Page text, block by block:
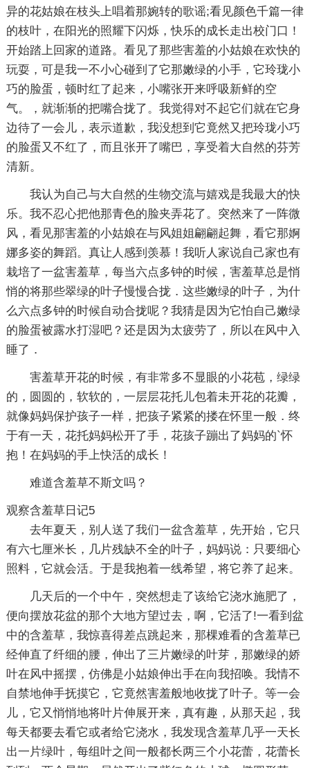
异的花姑娘在枝头上唱着那婉转的歌谣;看见颜色千篇一律
的枝叶，在阳光的照耀下闪烁，快乐的成长走出校门口！
开始踏上回家的道路。看见了那些害羞的小姑娘在欢快的
玩耍，可是我一不小心碰到了它那嫩绿的小手，它玲珑小
巧的脸蛋，顿时红了起来，小嘴张开来呼吸新鲜的空
气。，就渐渐的把嘴合拢了。我觉得对不起它们就在它身
边待了一会儿，表示道歉，我没想到它竟然又把玲珑小巧
的脸蛋又不红了，而且张开了嘴巴，享受着大自然的芬芳
清新。
我认为自己与大自然的生物交流与嬉戏是我最大的快
乐。我不忍心把他那青色的脸夹弄花了。突然来了一阵微
风，看见那害羞的小姑娘在与风姐姐翩翩起舞，看它那婀
娜多姿的舞蹈。真让人感到羡慕！我听人家说自己家也有
栽培了一盆害羞草，每当六点多钟的时候，害羞草总是悄
悄的将那些翠绿的叶子慢慢合拢．这些嫩绿的叶子，为什
么六点多钟的时候自动合拢呢？我猜是因为它怕自己嫩绿
的脸蛋被露水打湿吧？还是因为太疲劳了，所以在风中入
睡了．
害羞草开花的时候，有非常多不显眼的小花苞，绿绿
的，圆圆的，软软的，一层层花托儿包着未开花的花瓣，
就像妈妈保护孩子一样，把孩子紧紧的搂在怀里一般．终
于有一天，花托妈妈松开了手，花孩子蹦出了妈妈的`怀
抱！在妈妈的手上快活的成长！
难道含羞草不斯文吗？
观察含羞草日记5
去年夏天，别人送了我们一盆含羞草，先开始，它只
有六七厘米长，几片残缺不全的叶子，妈妈说：只要细心
照料，它就会活。于是我抱着一线希望，将它养了起来。
几天后的一个中午，突然想走了该给它浇水施肥了，
便向摆放花盆的那个大地方望过去，啊，它活了!一看到盆
中的含羞草，我惊喜得差点跳起来，那棵难看的含羞草已
经伸直了纤细的腰，伸出了三片嫩绿的叶芽，那嫩绿的娇
叶在风中摇摆，仿佛是小姑娘伸出手在向我招唤。我情不
自禁地伸手抚摸它，它竟然害羞般地收拢了叶子。等一会
儿，它又悄悄地将叶片伸展开来，真有趣，从那天起，我
每天都要去看它或者给它浇水，我发现含羞草几乎一天长
出一片绿叶，每组叶之间一般都长两三个小花蕾，花蕾长